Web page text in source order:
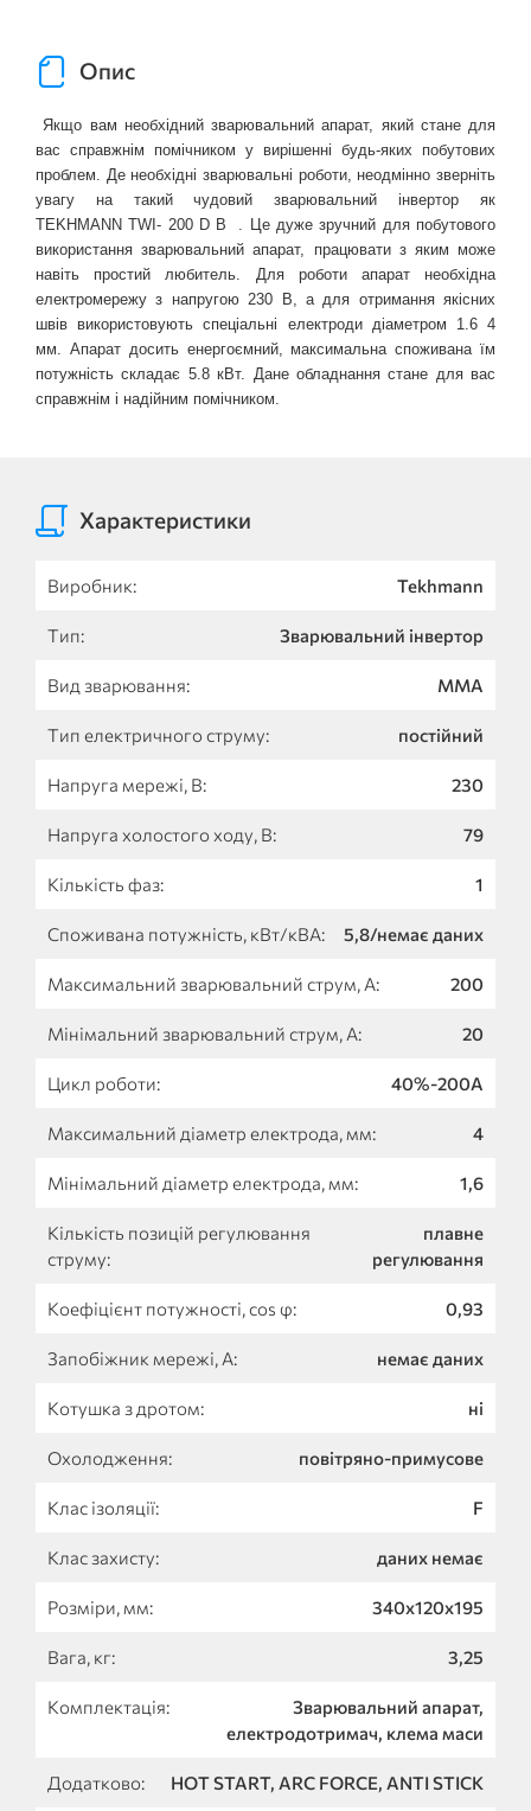
Опис
вас справжнім помічником у вирішенні будь-яких побутових
проблем. Де необхідні зварювальні роботи, неодмінно зверніть
TEKHMANN TWI- 200 D В
. Це дуже зручний для побутового
використання зварювальний апарат, працювати з яким може
навіть простий любитель. Для роботи апарат необхідна
електромережу з напругою 230 В, а для отримання якісних
швів використовують спеціальні електроди діаметром 1.6 4
мм. Апарат досить енергоємний, максимальна споживана їм
потужність складає 5.8 кВт. Дане обладнання стане для вас
справжнім і надійним помічником.
Характеристики
Виробник: Tekhmann
Тип: Зварювальний інвертор
Вид зварювання: MMA
Тип електричного струму: постійний
Напруга мережі, В: 230
Напруга холостого ходу, В: 79
Кількість фаз: 1
Споживана потужність, кВт/кВА: 5,8/немає даних
Максимальний зварювальний струм, А: 200
Мінімальний зварювальний струм, А: 20
Цикл роботи: 40%-200А
Максимальний діаметр електрода, мм: 4
Мінімальний діаметр електрода, мм: 1,6
Кількість позицій регулювання
струму:
плавне
регулювання
Коефіцієнт потужності, cos φ: 0,93
Запобіжник мережі, А: немає даних
Котушка з дротом: ні
Охолодження: повітряно-примусове
Клас ізоляції: F
Клас захисту: даних немає
Розміри, мм: 340х120х195
Вага, кг: 3,25
Комплектація:
Зварювальний апарат,
електродотримач, клема маси
Додатково: HOT START, ARC FORCE, ANTI STICK